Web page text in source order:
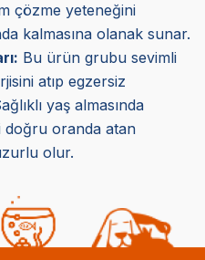
çözme yeteneğini
kalmasına olanak sunar.
Bu ürün grubu sevimli
atıp egzersiz
yaş almasında
doğru oranda atan
olur.